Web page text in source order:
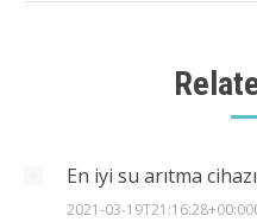
En iyi su arıtma cihazı
2021-03-